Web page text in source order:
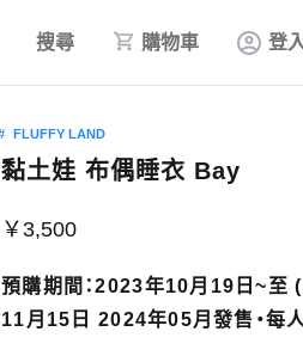
搜尋 購物車 登
FLUFFY LAND
黏土娃 布偶睡衣 Bay
￥3,500
預購期間：2023年10月19日~至
11月15日 2024年05月發售・每